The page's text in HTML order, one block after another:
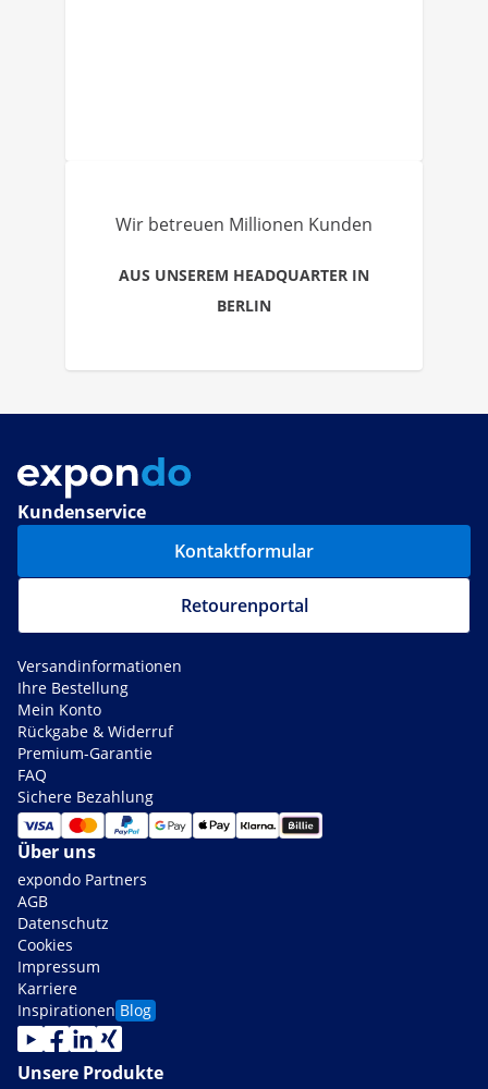
Wir betreuen Millionen Kunden
AUS UNSEREM HEADQUARTER IN
BERLIN
Kundenservice
Kontaktformular
Retourenportal
Versandinformationen
Ihre Bestellung
Mein Konto
Rückgabe & Widerruf
Premium-Garantie
FAQ
Sichere Bezahlung
Über uns
expondo Partners
AGB
Datenschutz
Cookies
Impressum
Karriere
Inspirationen Blog
Unsere Produkte